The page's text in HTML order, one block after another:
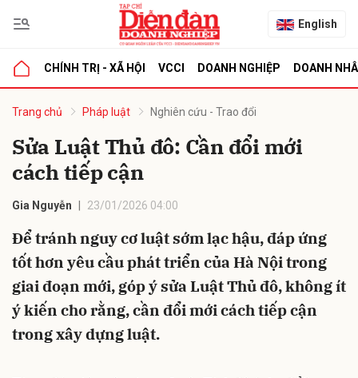
English
CHÍNH TRỊ - XÃ HỘI VCCI DOANH NGHIỆP DOANH
Trang chủ Pháp luật Nghiên cứu - Trao đổi
Sửa Luật Thủ đô: Cần đổi mới
cách tiếp cận
Gia Nguyễn 23/01/2026 04:00
Để tránh nguy cơ luật sớm lạc hậu, đáp ứng
tốt hơn yêu cầu phát triển của Hà Nội trong
giai đoạn mới, góp ý sửa Luật Thủ đô, không ít
ý kiến cho rằng, cần đổi mới cách tiếp cận
trong xây dựng luật.
luận
Hủy